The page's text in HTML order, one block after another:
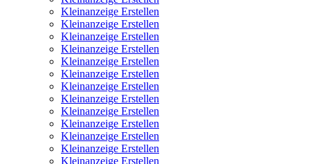
Kleinanzeige Erstellen
Kleinanzeige Erstellen
Kleinanzeige Erstellen
Kleinanzeige Erstellen
Kleinanzeige Erstellen
Kleinanzeige Erstellen
Kleinanzeige Erstellen
Kleinanzeige Erstellen
Kleinanzeige Erstellen
Kleinanzeige Erstellen
Kleinanzeige Erstellen
Kleinanzeige Erstellen
Kleinanzeige Erstellen